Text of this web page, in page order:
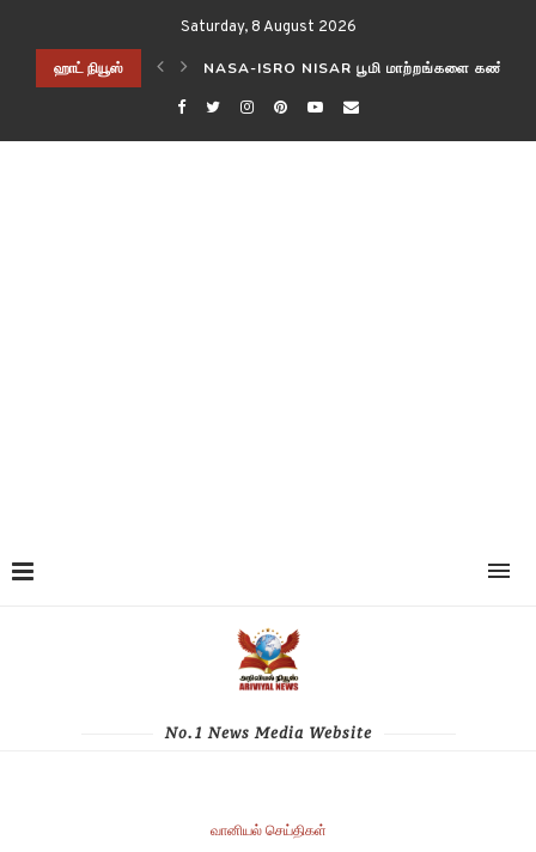
Saturday, 8 August 2026
ஹாட் நியூஸ்
விஞ்ஞானிகள்! NASA-ISRO NISAR பூமி மாற்றங்களை
No.1 News Media Website
வானியல் செய்திகள்